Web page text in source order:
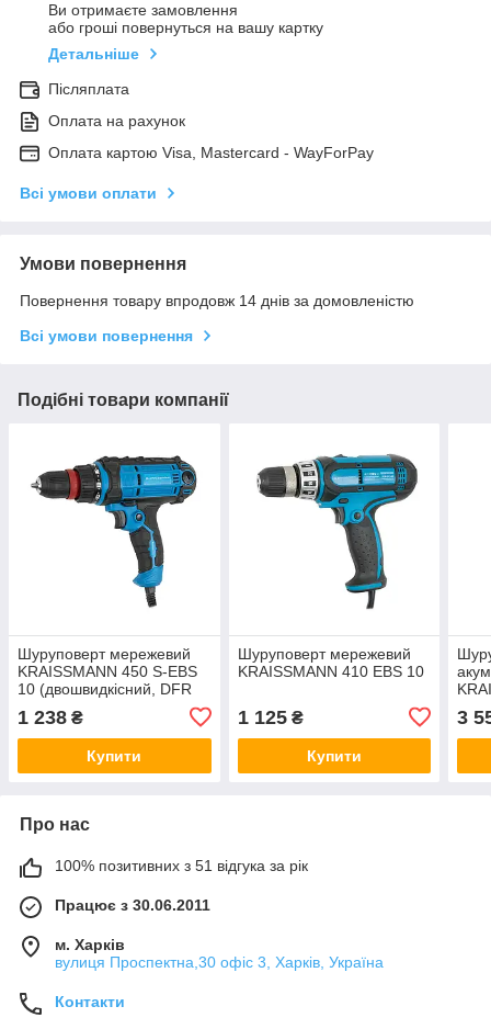
Ви отримаєте замовлення
або гроші повернуться на вашу картку
Детальніше
Післяплата
Оплата на рахунок
Оплата картою Visa, Mastercard - WayForPay
Всі умови оплати
Умови повернення
Повернення товару впродовж 14 днів за домовленістю
Всі умови повернення
Подібні товари компанії
Шуруповерт мережевий
KRAISSMANN 450 S-EBS
10 (двошвидкісний, DFR
1 238 ₴
Купити
Шуруповерт мережевий
KRAISSMANN 410 EBS 10
1 125₴
Купити
3
Про нас
100% позитивних з 51 відгука за рік
Працює з 30.06.2011
м. Харків
вулиця Проспектна,30 офіс 3, Харків, Україна
Контакти